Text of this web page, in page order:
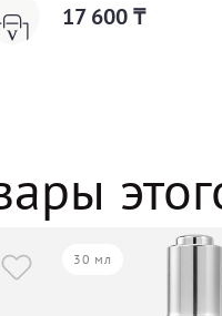
17 600 ₸
30 мл